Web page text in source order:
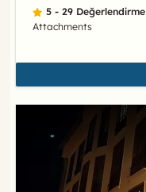
5 - 29 Değerlendirme
Attachments